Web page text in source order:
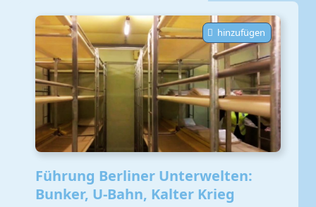
hinzufügen
Führung Berliner Unterwelten:
Bunker, U-Bahn, Kalter Krieg